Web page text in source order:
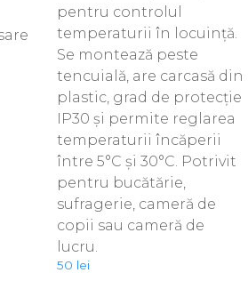
pentru controlul
temperaturii în locuință.
Se montează peste
tencuială, are carcasă din
plastic, grad de protecție
IP30 și permite reglarea
temperaturii încăperii
între 5°C și 30°C. Potrivit
pentru bucătărie,
sufragerie, cameră de
copii sau cameră de
lucru.
50 lei